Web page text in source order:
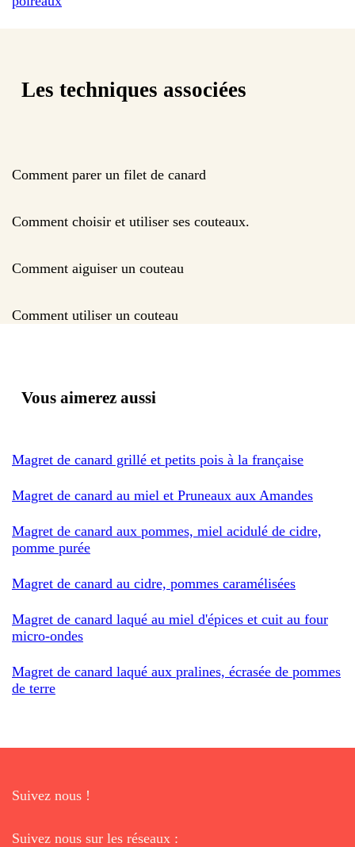
Les techniques associées
Comment parer un filet de canard
Comment choisir et utiliser ses couteaux.
Comment aiguiser un couteau
Comment utiliser un couteau
Vous aimerez aussi
Magret de canard grillé et petits pois à la française
Magret de canard au miel et Pruneaux aux Amandes
Magret de canard aux pommes, miel acidulé de cidre,
pomme purée
Magret de canard au cidre, pommes caramélisées
Magret de canard laqué au miel d'épices et cuit au four
micro-ondes
Magret de canard laqué aux pralines, écrasée de pommes
de terre
Suivez nous !
Suivez nous sur les réseaux :